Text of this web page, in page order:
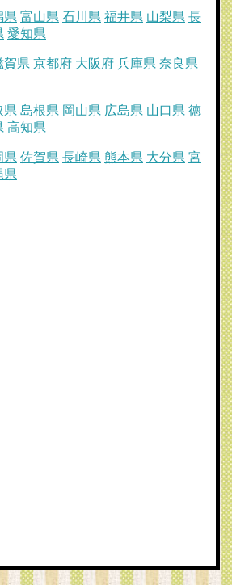
県 富山県 石川県 福井県 山梨県 長
愛知県
賀県 京都府 大阪府 兵庫県 奈良県
県 島根県 岡山県 広島県 山口県 徳
高知県
県 佐賀県 長崎県 熊本県 大分県 宮
県